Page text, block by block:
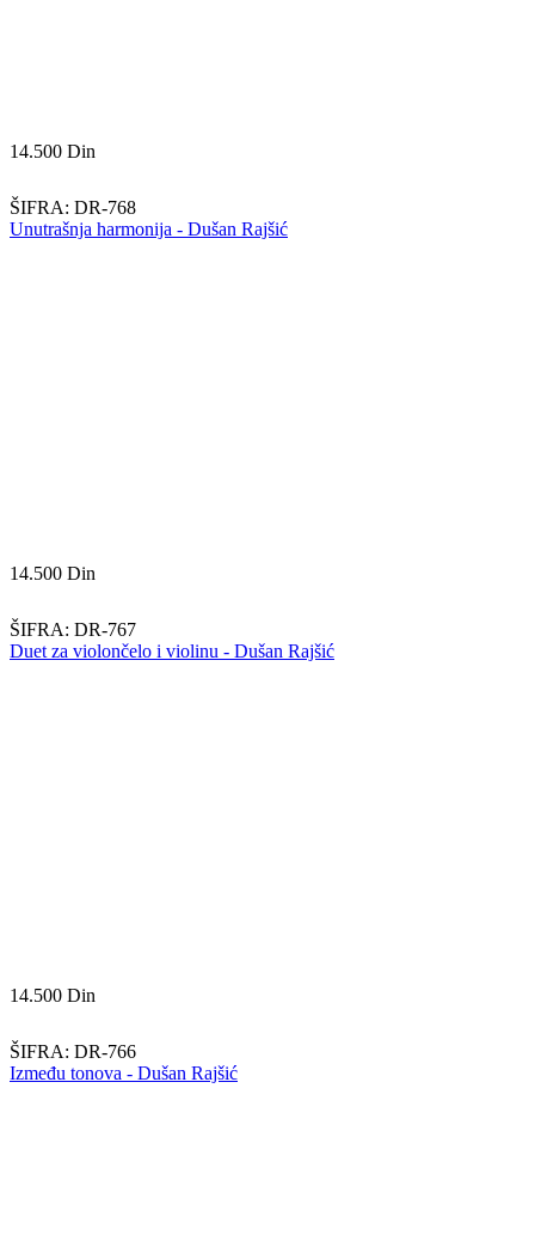
14.500 Din
ŠIFRA: DR-768
Unutrašnja harmonija - Dušan Rajšić
14.500 Din
ŠIFRA: DR-767
Duet za violončelo i violinu - Dušan Rajšić
14.500 Din
ŠIFRA: DR-766
Između tonova - Dušan Rajšić